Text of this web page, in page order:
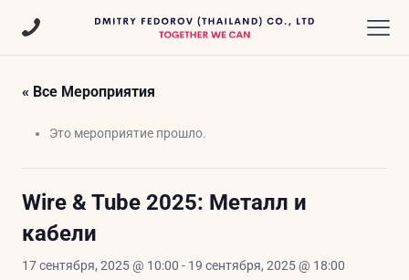
« Все Мероприятия
Это мероприятие прошло.
Wire & Tube 2025: Металл и
кабели
17 сентября, 2025 @ 10:00 - 19 сентября, 2025 @ 18:00